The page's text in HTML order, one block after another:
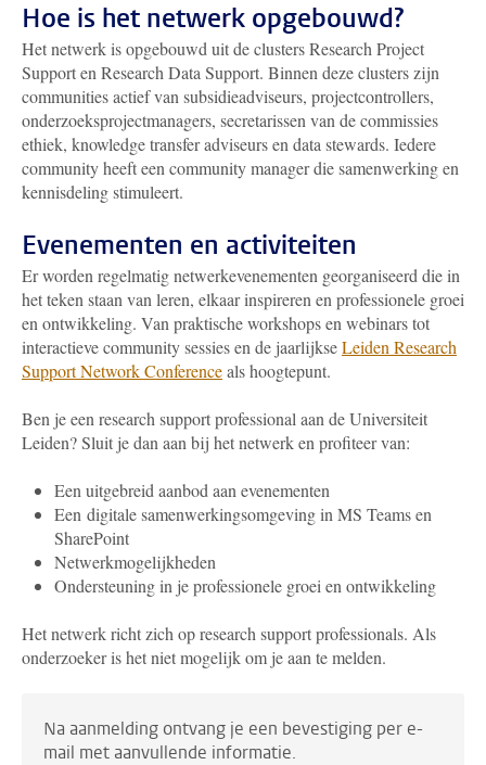
Hoe is het netwerk opgebouwd?
Het netwerk is opgebouwd uit de clusters Research Project
Support en Research Data Support. Binnen deze clusters zijn
communities actief van subsidieadviseurs, projectcontrollers,
onderzoeksprojectmanagers, secretarissen van de commissies
ethiek, knowledge transfer adviseurs en data stewards. Iedere
community heeft een community manager die samenwerking en
kennisdeling stimuleert.
Evenementen en activiteiten
Er worden regelmatig netwerkevenementen georganiseerd die in
het teken staan van leren, elkaar inspireren en professionele groei
en ontwikkeling. Van praktische workshops en webinars tot
interactieve community sessies en de jaarlijkseLeiden Research
Support Network Conferenceals hoogtepunt.
Ben je een research support professional aan de Universiteit
Leiden? Sluit je dan aan bij het netwerk en profiteer van:
Een uitgebreid aanbod aan evenementen
Een digitale samenwerkingsomgeving in MS Teams en
SharePoint
Netwerkmogelijkheden
Ondersteuning in je professionele groei en ontwikkeling
Het netwerk richt zich op research support professionals. Als
onderzoeker is het niet mogelijk om je aan te melden.
Na aanmelding ontvang je een bevestiging per e-
mail met aanvullende informatie.